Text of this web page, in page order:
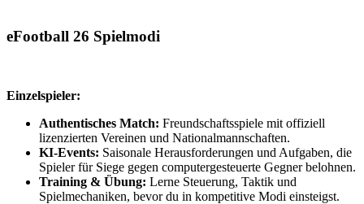
eFootball 26 Spielmodi
Einzelspieler:
Authentisches Match: Freundschaftsspiele mit offiziell
lizenzierten Vereinen und Nationalmannschaften.
KI-Events: Saisonale Herausforderungen und Aufgaben, die
Spieler für Siege gegen computergesteuerte Gegner belohnen.
Training & Übung: Lerne Steuerung, Taktik und
Spielmechaniken, bevor du in kompetitive Modi einsteigst.